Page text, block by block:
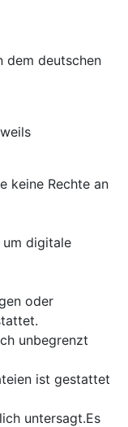
dem deutschen
keine Rechte an
um digitale
oder
unbegrenzt
ist gestattet
untersagt.Es